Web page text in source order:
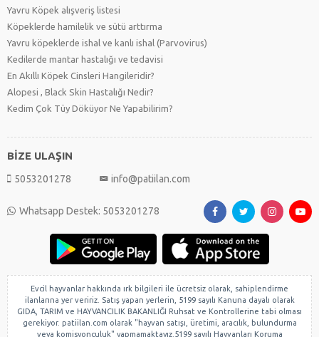
Yavru Köpek alışveriş listesi
Köpeklerde hamilelik ve sütü arttırma
Yavru köpeklerde ishal ve kanlı ishal (Parvovirus)
Kedilerde mantar hastalığı ve tedavisi
En Akıllı Köpek Cinsleri Hangileridir?
Alopesi , Black Skin Hastalığı Nedir?
Kedim Çok Tüy Döküyor Ne Yapabilirim?
BİZE ULAŞIN
5053201278 info@patiilan.com
Whatsapp Destek: 5053201278
Evcil hayvanlar hakkında ırk bilgileri ile ücretsiz olarak, sahiplendirme
ilanlarına yer veririz. Satış yapan yerlerin, 5199 sayılı Kanuna dayalı olarak
GIDA, TARIM ve HAYVANCILIK BAKANLIĞI Ruhsat ve Kontrollerine tabi olması
gerekiyor. patiilan.com olarak "hayvan satışı, üretimi, aracılık, bulundurma
veya komisyonculuk" yapmamaktayız.5199 sayılı Hayvanları Koruma